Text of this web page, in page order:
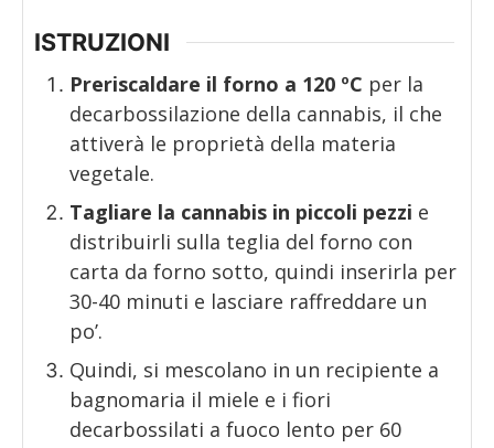
ISTRUZIONI
Preriscaldare il forno a 120 ºC per la
decarbossilazione della cannabis, il che
attiverà le proprietà della materia
vegetale.
Tagliare la cannabis in piccoli pezzi e
distribuirli sulla teglia del forno con
carta da forno sotto, quindi inserirla per
30-40 minuti e lasciare raffreddare un
po’.
Quindi, si mescolano in un recipiente a
bagnomaria il miele e i fiori
decarbossilati a fuoco lento per 60